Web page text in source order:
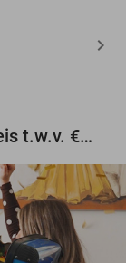
Maak gratis kans op een droomreis t.w.v. €3.000!